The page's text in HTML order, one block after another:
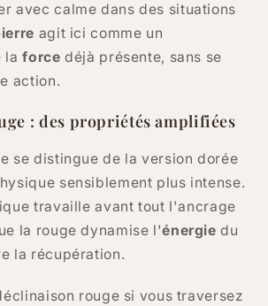
avec calme dans des situations
agit ici comme un
laforce déjà présente, sans se
action.
: des propriétés amplifiées
se distingue de la version dorée
sensiblement plus intense.
travaille avant tout l'ancrage
la rouge dynamise l'énergie du
la récupération.
rouge si vous traversez